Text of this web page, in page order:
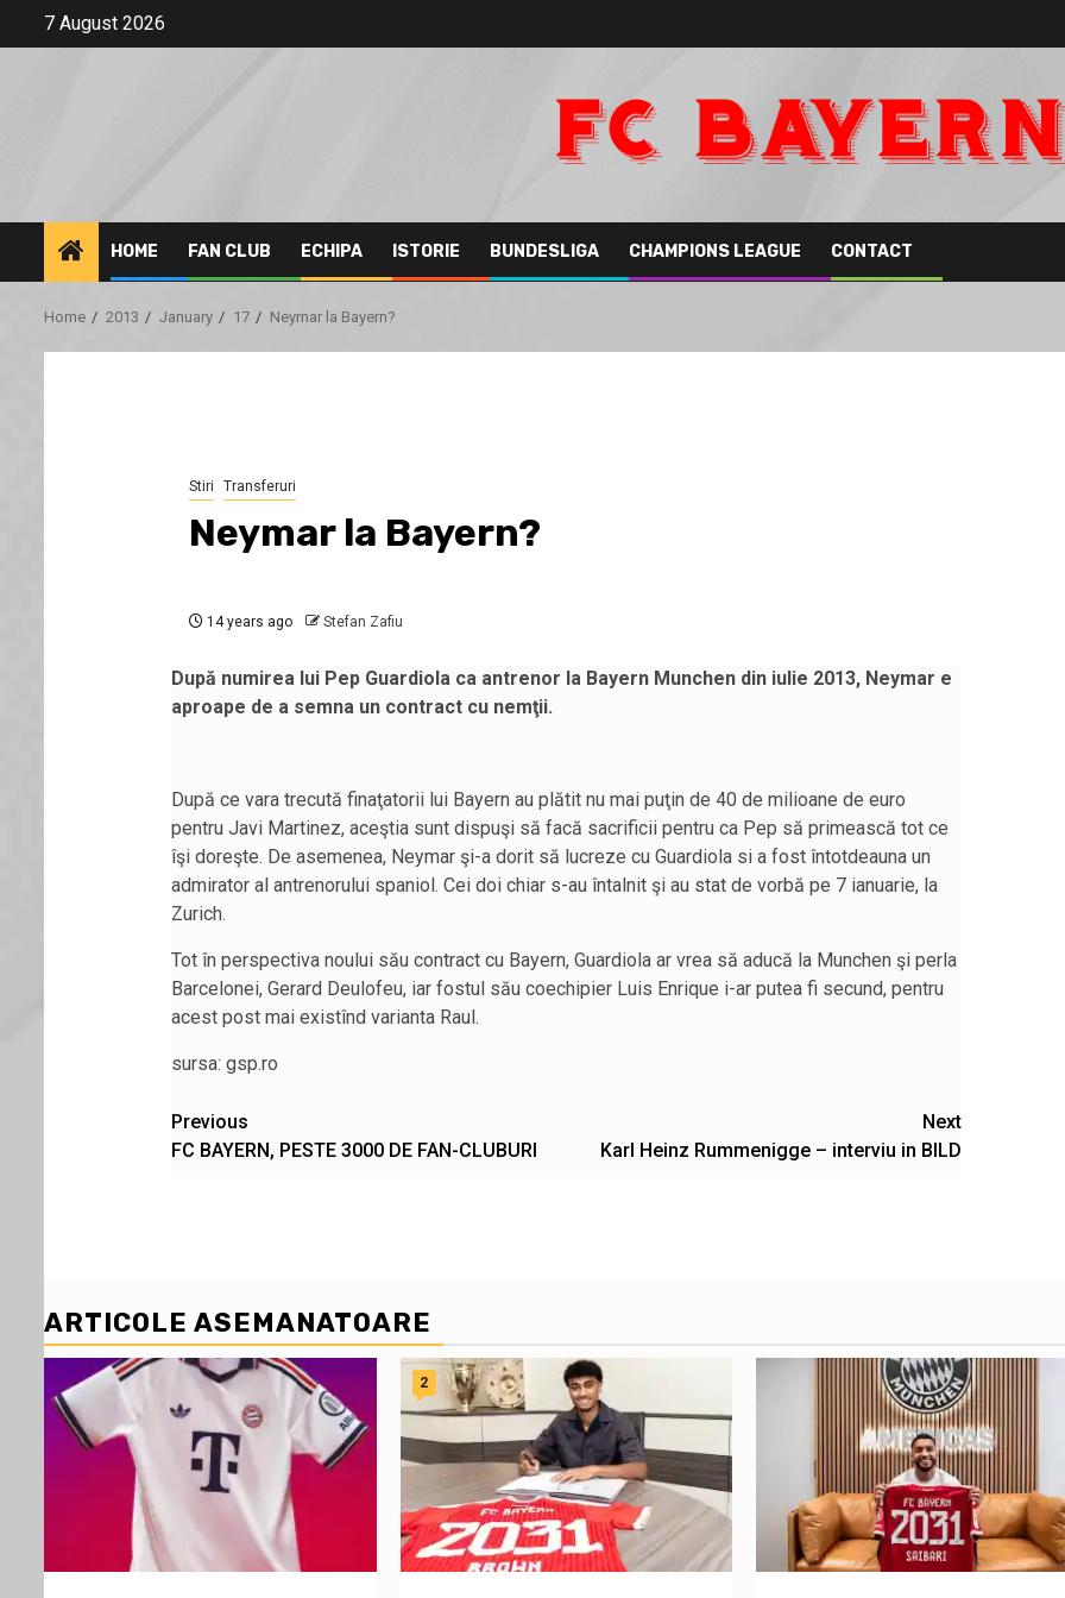
7 August 2026
HOME FAN CLUB ECHIPA ISTORIE BUNDESLIGA CHAMPIONS LEAGUE CONTACT
Home 2013 January 17 Neymar la Bayern?
Stiri Transferuri
Neymar la Bayern?
14 years ago Stefan Zafiu
După numirea lui Pep Guardiola ca antrenor la Bayern Munchen din iulie 2013, Neymar e
aproape de a semna un contract cu nemţii.
După ce vara trecută finaţatorii lui Bayern au plătit nu mai puţin de 40 de milioane de euro
pentru Javi Martinez, aceştia sunt dispuşi să facă sacrificii pentru ca Pep să primească tot ce
îşi doreşte. De asemenea, Neymar şi-a dorit să lucreze cu Guardiola si a fost întotdeauna un
admirator al antrenorului spaniol. Cei doi chiar s-au întalnit şi au stat de vorbă pe 7 ianuarie, la
Zurich.
Tot în perspectiva noului său contract cu Bayern, Guardiola ar vrea să aducă la Munchen şi perla
Barcelonei, Gerard Deulofeu, iar fostul său coechipier Luis Enrique i-ar putea fi secund, pentru
acest post mai existînd varianta Raul.
sursa: gsp.ro
Post
navigation
Previous
FC BAYERN, PESTE 3000 DE FAN-CLUBURI
Next
Karl Heinz Rummenigge – interviu in BILD
ARTICOLE ASEMANATOARE
2